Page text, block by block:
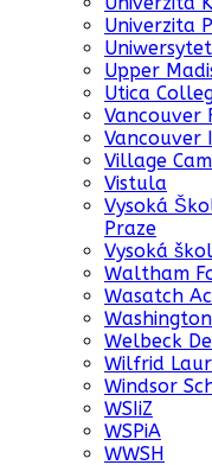
Univerzita
Upper
Utica
Vancouver
Vancouver
Village
Vistula
Vysoká
Praze
Vysoká
Waltham
Wasatch
Welbeck
Wilfrid
Windsor
WSIiZ
WSPiA
WWSH